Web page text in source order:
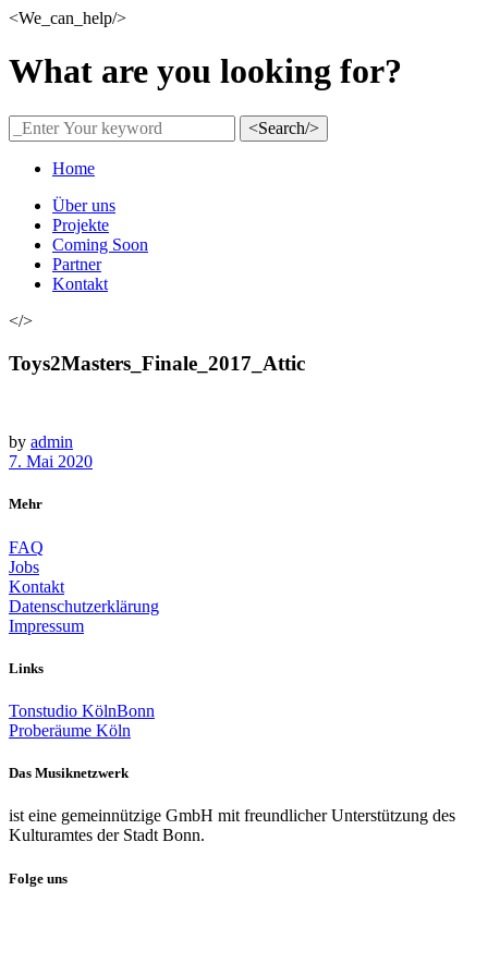
<We_can_help/>
What are you looking for?
<Search/>
Home
Über uns
Projekte
Coming Soon
Partner
Kontakt
</>
Toys2Masters_Finale_2017_Attic
by admin
7. Mai 2020
Mehr
FAQ
Jobs
Kontakt
Datenschutzerklärung
Impressum
Links
Tonstudio KölnBonn
Proberäume Köln
Das Musiknetzwerk
ist eine gemeinnützige GmbH mit freundlicher Unterstützung des
Kulturamtes der Stadt Bonn.
Folge uns